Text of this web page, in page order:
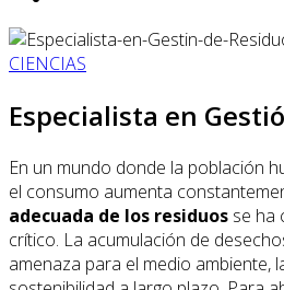
CIENCIAS
Especialista en
En un mundo donde la población
el consumo aumenta
adecuada de los residuos se ha
crítico. La acumulación de
amenaza para el medio ambiente,